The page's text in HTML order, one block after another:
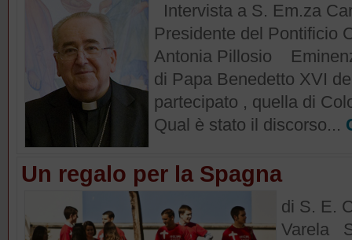
Intervista a S. Em.za
Presidente del Pontificio
Antonia Pillosio
di Papa Benedetto XVI
partecipato , quella di
Qual è stato il discorso...
Un regalo per la Spagna
di S. E.
Varela